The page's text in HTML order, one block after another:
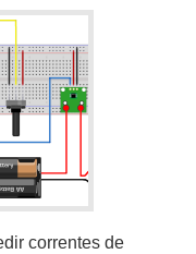
correntes de